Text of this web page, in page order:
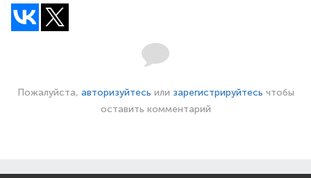
Пожалуйста, авторизуйтесь или зарегистрируйтесь чтобы
оставить комментарий